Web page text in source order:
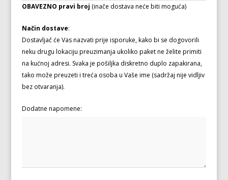
OBAVEZNO pravi broj (inače dostava neće biti moguća)
Način dostave:
Dostavljač će Vas nazvati prije isporuke, kako bi se dogovorili
neku drugu lokaciju preuzimanja ukoliko paket ne želite primiti
na kućnoj adresi. Svaka je pošiljka diskretno duplo zapakirana,
tako može preuzeti i treća osoba u Vaše ime (sadržaj nije vidljiv
bez otvaranja).
Dodatne napomene: